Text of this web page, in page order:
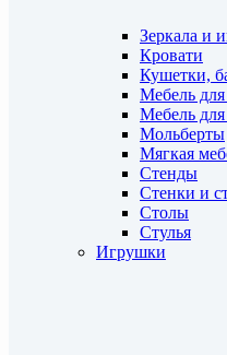
Зеркала и
Кровати
Кушетки,
Мебель для
Мебель
Мольберты
Мягкая
Стенды
Стенки и
Столы
Стулья
Игрушки